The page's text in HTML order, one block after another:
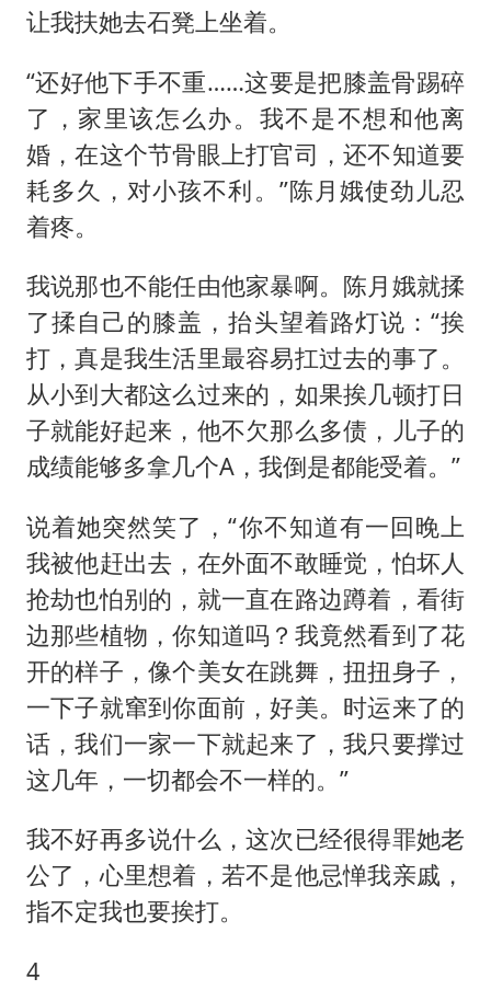
让我扶她去石凳上坐着。
“还好他下手不重……这要是把膝盖骨踢碎
了，家里该怎么办。我不是不想和他离
婚，在这个节骨眼上打官司，还不知道要
耗多久，对小孩不利。”陈月娥使劲儿忍
着疼。
我说那也不能任由他家暴啊。陈月娥就揉
了揉自己的膝盖，抬头望着路灯说：“挨
打，真是我生活里最容易扛过去的事了。
从小到大都这么过来的，如果挨几顿打日
子就能好起来，他不欠那么多债，儿子的
成绩能够多拿几个A，我倒是都能受着。”
说着她突然笑了，“你不知道有一回晚上
我被他赶出去，在外面不敢睡觉，怕坏人
抢劫也怕别的，就一直在路边蹲着，看街
边那些植物，你知道吗？我竟然看到了花
开的样子，像个美女在跳舞，扭扭身子，
一下子就窜到你面前，好美。时运来了的
话，我们一家一下就起来了，我只要撑过
这几年，一切都会不一样的。”
我不好再多说什么，这次已经很得罪她老
公了，心里想着，若不是他忌惮我亲戚，
指不定我也要挨打。
4